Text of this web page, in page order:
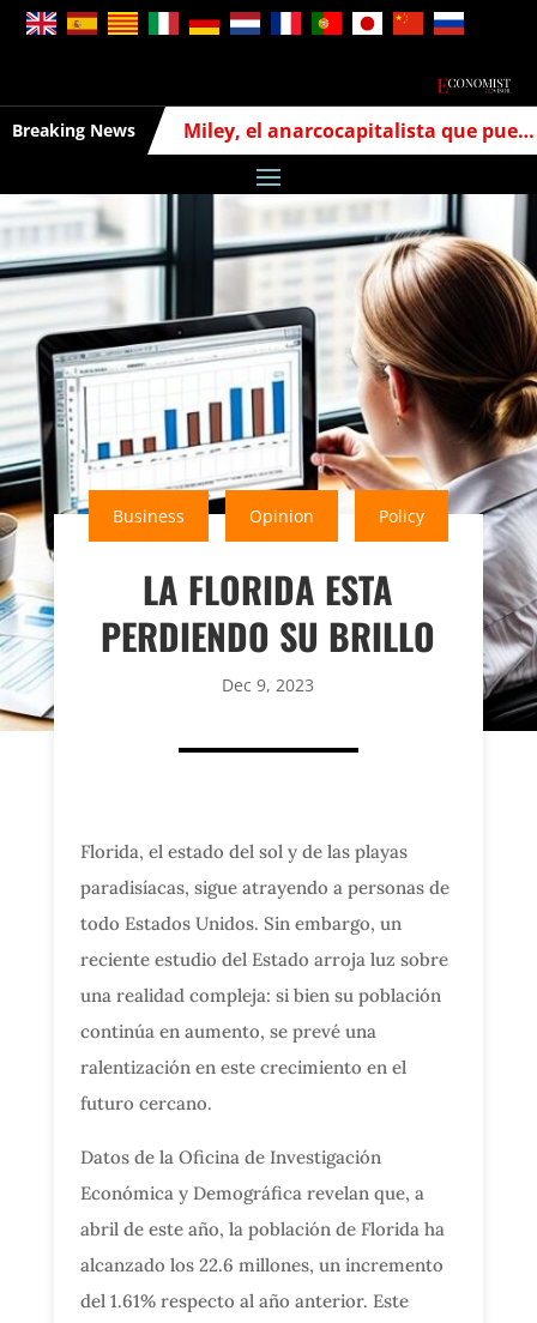
Breaking News Miley, el anarcocapitalista que puede cambiar la economía argentina
Business Opinion Policy
LA FLORIDA ESTA
PERDIENDO SU BRILLO
Dec 9, 2023
Florida, el estado del sol y de las playas
paradisíacas, sigue atrayendo a personas de
todo Estados Unidos. Sin embargo, un
reciente estudio del Estado arroja luz sobre
una realidad compleja: si bien su población
continúa en aumento, se prevé una
ralentización en este crecimiento en el
futuro cercano.
Datos de la Oficina de Investigación
Económica y Demográfica revelan que, a
abril de este año, la población de Florida ha
alcanzado los 22.6 millones, un incremento
del 1.61% respecto al año anterior. Este